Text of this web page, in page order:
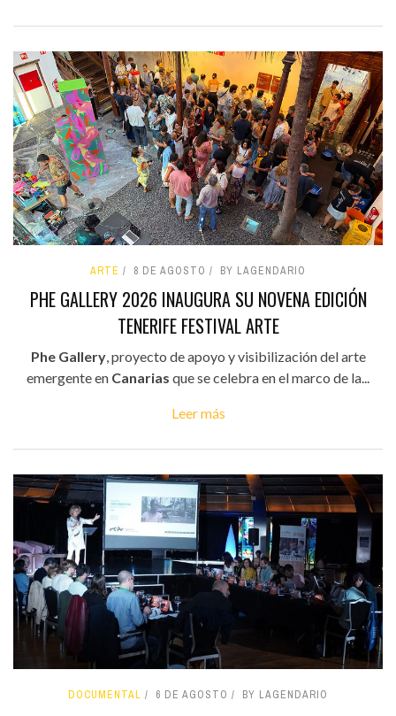
ARTE 8 DE AGOSTO BY LAGENDARIO
PHE GALLERY 2026 INAUGURA SU NOVENA EDICIÓN
TENERIFE FESTIVAL ARTE
Phe Gallery, proyecto de apoyo y visibilización del arte
emergente en Canarias que se celebra en el marco de la...
Leer más
DOCUMENTAL 6 DE AGOSTO BY LAGENDARIO